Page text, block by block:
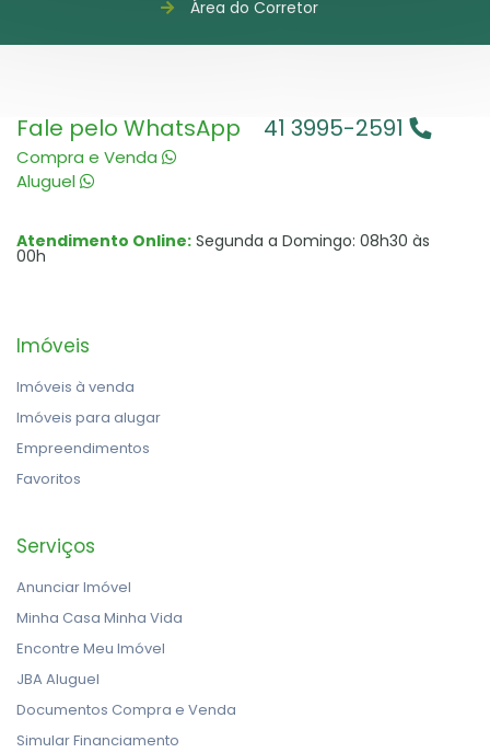
Área do Corretor
Fale pelo WhatsApp
Compra e Venda
Aluguel
41 3995-2591
Atendimento Online: Segunda a Domingo: 08h30 às
00h
Imóveis
Imóveis à venda
Imóveis para alugar
Empreendimentos
Favoritos
Serviços
Anunciar Imóvel
Minha Casa Minha Vida
Encontre Meu Imóvel
JBA Aluguel
Documentos Compra e Venda
Simular Financiamento